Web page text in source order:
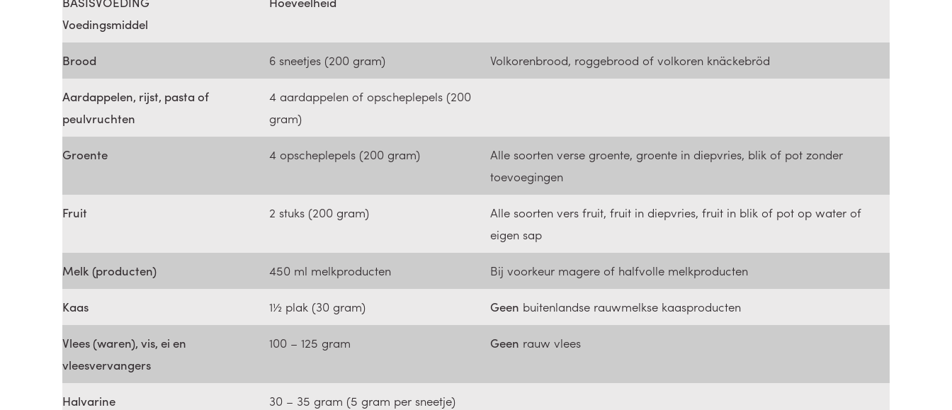
Voedingsmiddel
Brood 6 sneetjes (200 gram) Volkorenbrood, roggebrood of volkoren knäckebröd
Aardappelen, rijst, pasta of
peulvruchten
4 aardappelen of opscheplepels (200
gram)
Groente 4 opscheplepels (200 gram)
Alle soorten verse groente, groente in diepvries, blik of pot zonder
toevoegingen
Fruit 2 stuks (200 gram)
Alle soorten vers fruit, fruit in diepvries, fruit in blik of pot op water of
eigen sap
Melk (producten) 450 ml melkproducten Bij voorkeur magere of halfvolle melkproducten
Kaas 1½ plak (30 gram) Geen buitenlandse rauwmelkse kaasproducten
Vlees (waren), vis, ei en
vleesvervangers
100 – 125 gram Geen rauw vlees
Halvarine 30 – 35 gram (5 gram per sneetje)